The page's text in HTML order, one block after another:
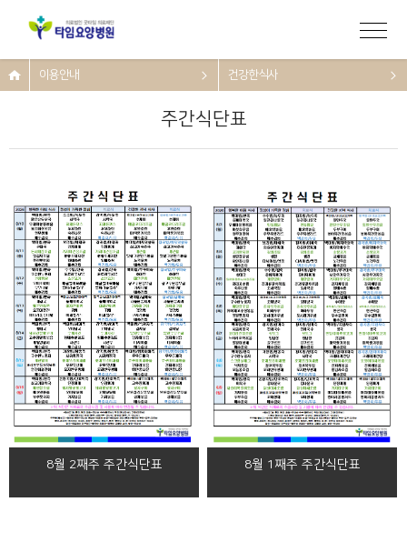
이용안내 건강한식사
주간식단표
8월 2째주 주간식단표 8월 1째주 주간식단표